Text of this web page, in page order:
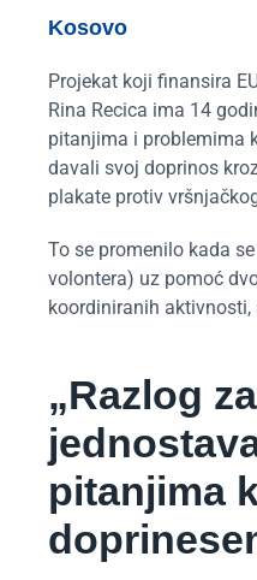
Kosovo
Projekat koji finansira
Rina Recica ima 14
pitanjima i problemima
davali svoj doprinos
plakate protiv
To se promenilo kada
volontera) uz pomoć
koordiniranih
„Razlog
pitanjima